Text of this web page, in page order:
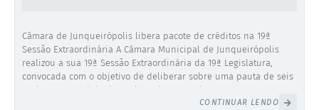
Câmara de Junqueirópolis libera pacote de créditos na 19ª
Sessão Extraordinária A Câmara Municipal de Junqueirópolis
realizou a sua 19ª Sessão Extraordinária da 19ª Legislatura,
convocada com o objetivo de deliberar sobre uma pauta de seis
projetos encaminhados pelo Poder Executivo. Durante os
trabalhos legislativos, o Plenário aprovou por unanimidade de...
CONTINUAR LENDO